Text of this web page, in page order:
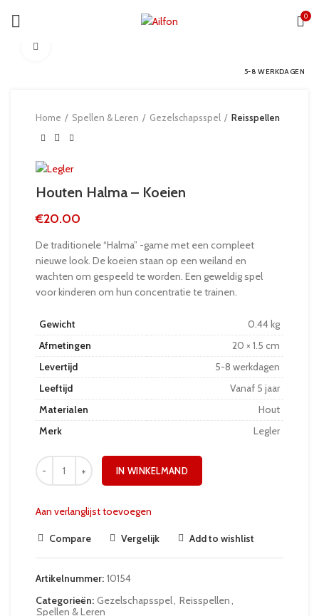
0
5-8 WERKDAGEN
Home Spellen & Leren Gezelschapsspel Reisspellen
Houten Halma – Koeien
€20.00
De traditionele “Halma” -game met een compleet
nieuwe look. De koeien staan ​​op een weiland en
wachten om gespeeld te worden. Een geweldig spel
voor kinderen om hun concentratie te trainen.
Gewicht
0.44 kg
Afmetingen
20 × 1.5 cm
Levertijd
5-8 werkdagen
Leeftijd
Vanaf 5 jaar
Materialen
Hout
Merk
Legler
IN WINKELMAND
Aan verlanglijst toevoegen
Compare Vergelijk Add to wishlist
Artikelnummer: 10154
Categorieën: Gezelschapsspel Reisspellen
Spellen & Leren